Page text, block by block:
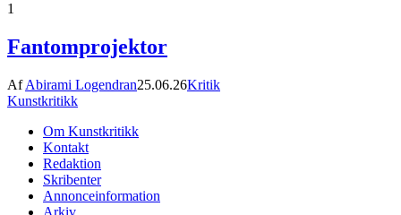
1
Fantomprojektor
AfAbirami Logendran25.06.26Kritik
Kunstkritikk
Om Kunstkritikk
Kontakt
Redaktion
Skribenter
Annonceinformation